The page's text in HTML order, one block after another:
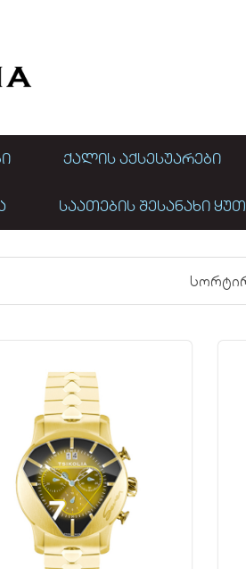
ᲥᲐᲚᲘᲡ ᲐᲥᲡᲔᲡᲣᲐᲠᲔᲑᲘ
ᲡᲐᲐᲗᲔᲑᲘᲡ ᲨᲔᲡᲐᲜᲐᲮᲘ